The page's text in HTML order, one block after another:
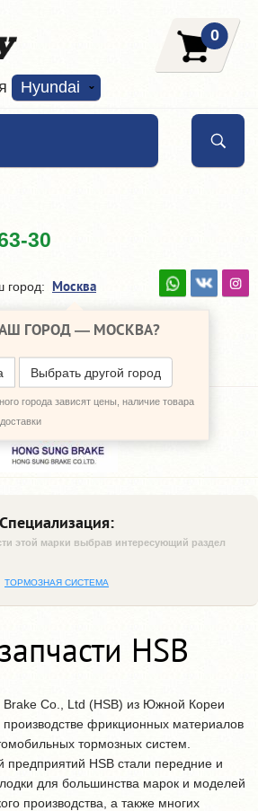
Hyundai
0
30
город: Москва
ГОРОД — МОСКВА?
Выбрать другой город
города зависят цены, наличие товара
HSB
Специализация:
этой марки выбрав интересующий раздел
ТОРМОЗНАЯ СИСТЕМА
HSB
Co., Ltd (HSB) из Южной Кореи
производстве фрикционных материалов
тормозных систем.
предприятий HSB стали передние и
для большинства марок и моделей
производства, а также многих